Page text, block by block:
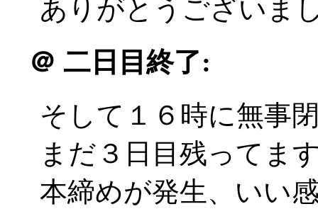
ありがとうございま
＠ 二日目終了:
そして１６時に無事
まだ３日目残ってま
本締めが発生、いい